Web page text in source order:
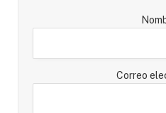
Correo